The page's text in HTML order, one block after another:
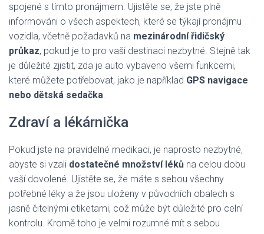
spojené s tímto pronájmem. Ujistěte se, že jste plně
informováni o všech aspektech, které se týkají pronájmu
vozidla, včetně požadavků na mezinárodní řidičský
průkaz, pokud je to pro vaši destinaci nezbytné. Stejně tak
je důležité zjistit, zda je auto vybaveno všemi funkcemi,
které můžete potřebovat, jako je například GPS navigace
nebo dětská sedačka
Zdraví a lékárnička
Pokud jste na pravidelné medikaci, je naprosto nezbytné,
abyste si vzali dostatečné množství léků na celou dobu
vaší dovolené. Ujistěte se, že máte s sebou všechny
potřebné léky a že jsou uloženy v původních obalech s
jasně čitelnými etiketami, což může být důležité pro celní
kontrolu. Kromě toho je velmi rozumné mít s sebou